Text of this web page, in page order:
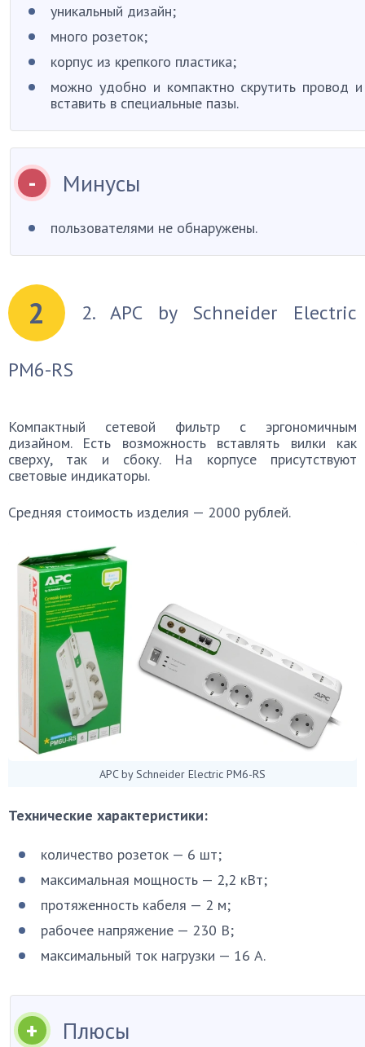
уникальный дизайн;
много розеток;
корпус из крепкого пластика;
можно удобно и компактно скрутить провод и
вставить в специальные пазы.
Минусы
пользователями не обнаружены.
2 2. APC by Schneider Electric
PM6-RS
Компактный сетевой фильтр с эргономичным
дизайном. Есть возможность вставлять вилки как
сверху, так и сбоку. На корпусе присутствуют
световые индикаторы.
Средняя стоимость изделия — 2000 рублей.
APC by Schneider Electric PM6-RS
Технические характеристики:
количество розеток — 6 шт;
максимальная мощность — 2,2 кВт;
протяженность кабеля — 2 м;
рабочее напряжение — 230 В;
максимальный ток нагрузки — 16 А.
Плюсы